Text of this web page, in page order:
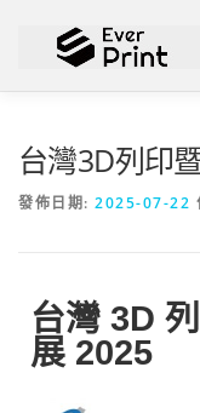
連絡我們 中
台灣3D列印
發佈日期: 2025-07-22
台灣 3D
展 2025